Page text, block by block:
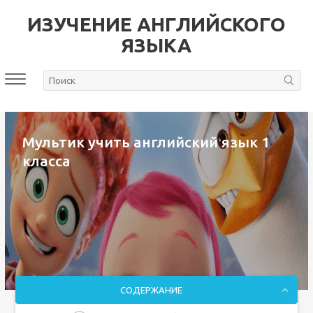
ИЗУЧЕНИЕ АНГЛИЙСКОГО
ЯЗЫКА
Мультик учить английский язык 1
класса
СОДЕРЖАНИЕ